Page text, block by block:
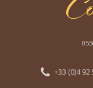
+33 (0)4 92